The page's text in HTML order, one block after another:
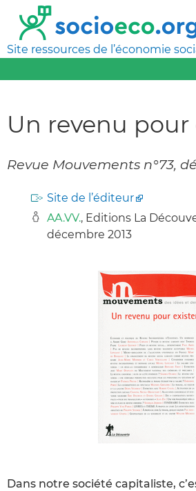
Site ressources de l’économie
Un revenu pour
Revue Mouvements n°73,
Site de l’éditeur
AA.VV., Editions La
décembre 2013
Dans notre société capitaliste,